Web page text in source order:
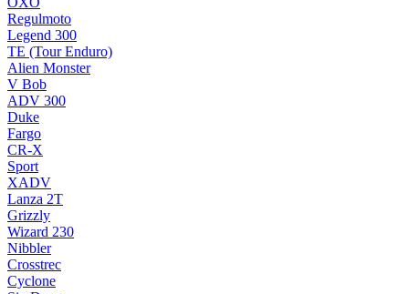
Regulmoto
Legend 300
TE (Tour Enduro)
Alien Monster
V Bob
ADV 300
Duke
Fargo
CR-X
Sport
XADV
Lanza 2T
Grizzly
Wizard 230
Nibbler
Crosstrec
Cyclone